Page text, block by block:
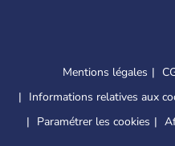
Mentions légales
Informations relatives aux
Paramétrer les cookies